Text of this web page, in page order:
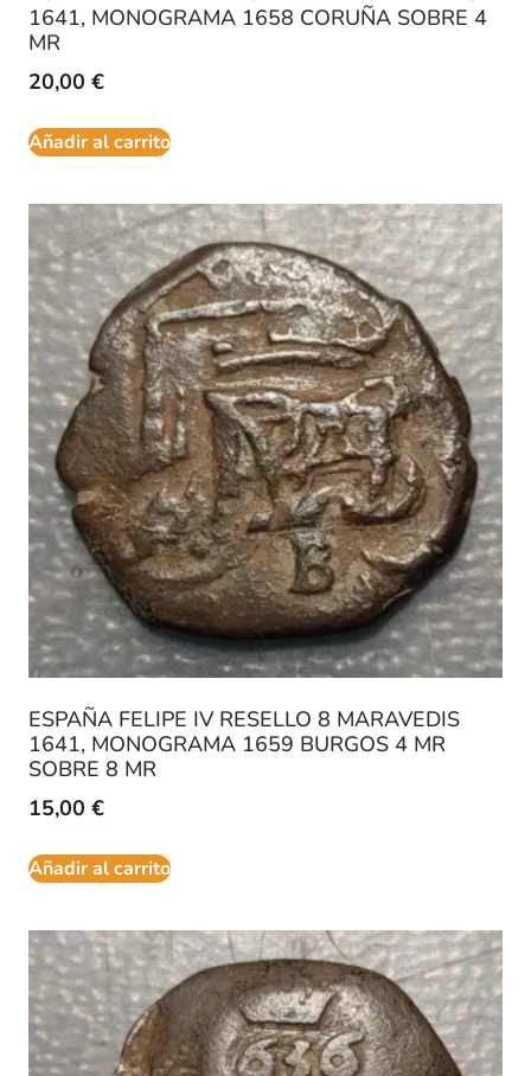
1641, MONOGRAMA 1658 CORUÑA SOBRE 4
MR
20,00 €
Añadir al carrito
ESPAÑA FELIPE IV RESELLO 8 MARAVEDIS
1641, MONOGRAMA 1659 BURGOS 4 MR
SOBRE 8 MR
15,00 €
Añadir al carrito